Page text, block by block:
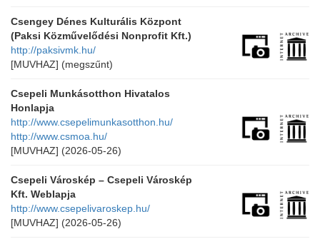
Csengey Dénes Kulturális Központ
(Paksi Közművelődési Nonprofit Kft.)
http://paksivmk.hu/
[MUVHAZ] (megszűnt)
Csepeli Munkásotthon Hivatalos
Honlapja
http://www.csepelimunkasotthon.hu/
http://www.csmoa.hu/
[MUVHAZ] (2026-05-26)
Csepeli Városkép – Csepeli Városkép
Kft. Weblapja
http://www.csepelivaroskep.hu/
[MUVHAZ] (2026-05-26)